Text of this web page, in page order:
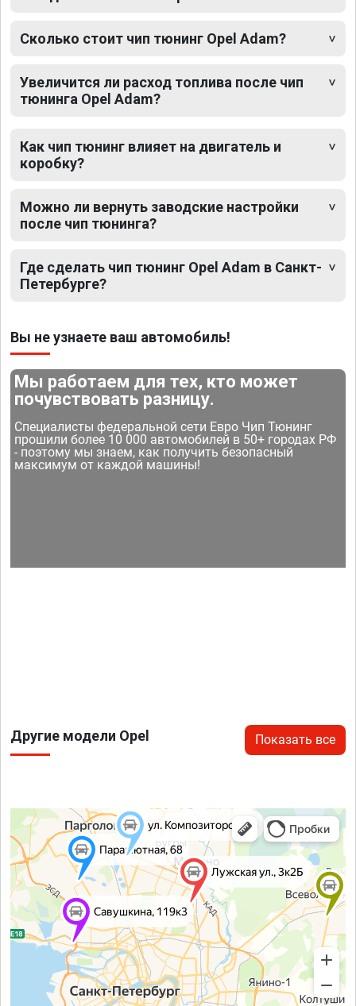
Сколько стоит чип тюнинг Opel Adam?
Увеличится ли расход топлива после чип
тюнинга Opel Adam?
Как чип тюнинг влияет на двигатель и
коробку?
Можно ли вернуть заводские настройки
после чип тюнинга?
Где сделать чип тюнинг Opel Adam в Санкт-
Петербурге?
Вы не узнаете ваш автомобиль!
Мы работаем для тех, кто может
почувствовать разницу.
Специалисты федеральной сети Евро Чип Тюнинг
прошили более 10 000 автомобилей в 50+ городах РФ
- поэтому мы знаем, как получить безопасный
максимум от каждой машины!
Другие модели Opel Показать все